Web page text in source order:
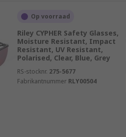
Op voorraad
Riley CYPHER Safety Glasses,
Moisture Resistant, Impact
Resistant, UV Resistant,
Polarised, Clear, Blue, Grey
RS-stocknr. 275-5677
Fabrikantnummer RLY00504